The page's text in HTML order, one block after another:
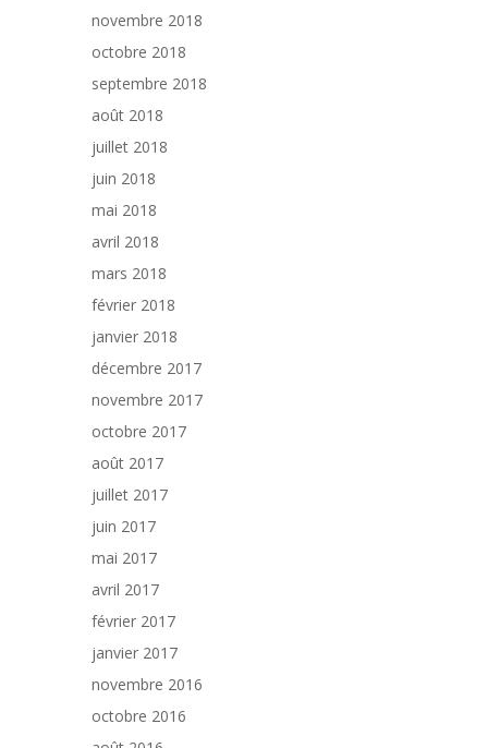
novembre 2018
octobre 2018
septembre 2018
août 2018
juillet 2018
juin 2018
mai 2018
avril 2018
mars 2018
février 2018
janvier 2018
décembre 2017
novembre 2017
octobre 2017
août 2017
juillet 2017
juin 2017
mai 2017
avril 2017
février 2017
janvier 2017
novembre 2016
octobre 2016